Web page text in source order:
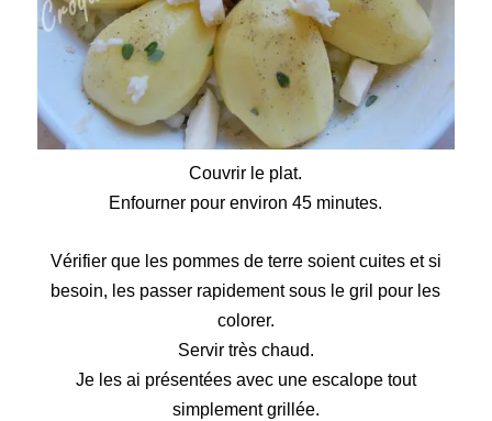
Couvrir le plat.
Enfourner pour environ 45 minutes.
Vérifier que les pommes de terre soient cuites et si
besoin, les passer rapidement sous le gril pour les
colorer.
Servir très chaud.
Je les ai présentées avec une escalope tout
simplement grillée.